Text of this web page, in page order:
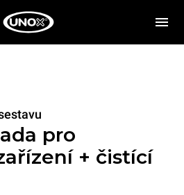
pro
+ čistící